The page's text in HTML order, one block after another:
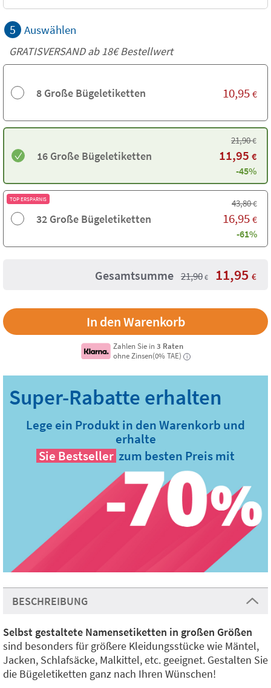
5 Auswählen
GRATISVERSAND ab18€Bestellwert
8 Große Bügeletiketten 10,95 €
16 Große Bügeletiketten
21,90€
11,95 €
-45%
TOP ERSPARNIS
32 Große Bügeletiketten
43,80€
16,95 €
-61%
Gesamtsumme 21,90 € 11,95 €
Zahlen Sie in3 Raten
ohne Zinsen(0% TAE)
i
Lege ein Produkt in den Warenkorb und
erhalte
Sie Bestseller zum besten Preis mit
BESCHREIBUNG
Selbst gestaltete Namensetiketten in großen Größen
sind besonders für größere Kleidungsstücke wie Mäntel,
Jacken, Schlafsäcke, Malkittel, etc. geeignet. Gestalten Sie
die Bügeletiketten ganz nach Ihren Wünschen!